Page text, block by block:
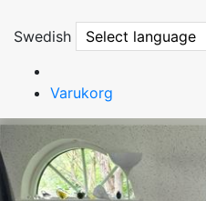
Swedish Select language
Varukorg